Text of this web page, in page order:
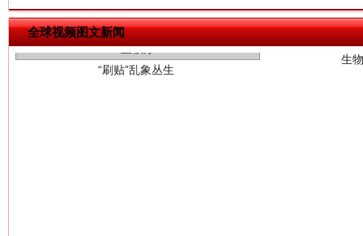
全球视频图文新闻